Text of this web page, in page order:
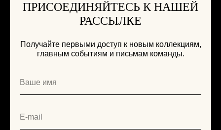
ПРИСОЕДИНЯЙТЕСЬ К НАШЕЙ
РАССЫЛКЕ
Получайте первыми доступ к новым коллекциям,
главным событиям и письмам команды.